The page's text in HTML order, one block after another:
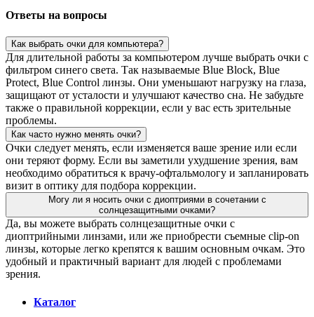
Ответы на вопросы
Как выбрать очки для компьютера?
Для длительной работы за компьютером лучше выбрать очки с
фильтром синего света. Так называемые Blue Block, Blue
Protect, Blue Control линзы. Они уменьшают нагрузку на глаза,
защищают от усталости и улучшают качество сна. Не забудьте
также о правильной коррекции, если у вас есть зрительные
проблемы.
Как часто нужно менять очки?
Очки следует менять, если изменяется ваше зрение или если
они теряют форму. Если вы заметили ухудшение зрения, вам
необходимо обратиться к врачу-офтальмологу и запланировать
визит в оптику для подбора коррекции.
Могу ли я носить очки с диоптриями в сочетании с
солнцезащитными очками?
Да, вы можете выбрать солнцезащитные очки с
диоптрийными линзами, или же приобрести съемные clip-on
линзы, которые легко крепятся к вашим основным очкам. Это
удобный и практичный вариант для людей с проблемами
зрения.
Каталог